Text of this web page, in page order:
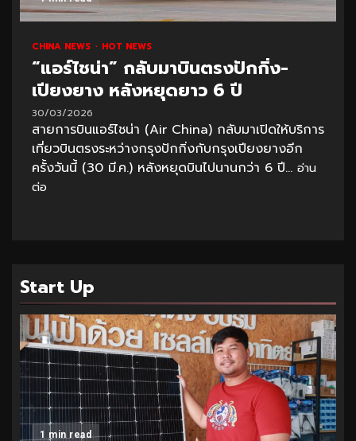
CHINA NEWS HOT NEWS
“แอร์ไชน่า” กลับมาบินตรงปักกิ่ง-
เปียงยาง หลังหยุดยาว 6 ปี
30/03/2026
สายการบินแอร์ไชน่า (Air China) กลับมาเปิดให้บริการ
เที่ยวบินตรงระหว่างกรุงปักกิ่งกับกรุงเปียงยางอีก
ครั้งวันนี้ (30 มี.ค.) หลังหยุดบินไปนานกว่า 6 ปี... อ่าน
ต่อ
Start Up
1 min read